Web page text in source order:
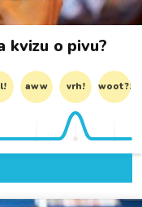
kvizu o pivu?
aww vrh! woot?!